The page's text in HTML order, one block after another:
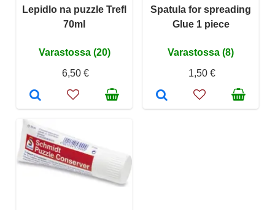
Lepidlo na puzzle Trefl
70ml
Varastossa (20)
6,50 €
Spatula for spreading
Glue 1 piece
Varastossa (8)
1,50 €